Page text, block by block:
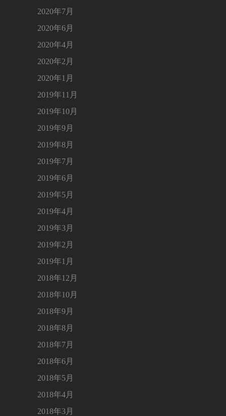
2020年7月
2020年6月
2020年4月
2020年2月
2020年1月
2019年11月
2019年10月
2019年9月
2019年8月
2019年7月
2019年6月
2019年5月
2019年4月
2019年3月
2019年2月
2019年1月
2018年12月
2018年10月
2018年9月
2018年8月
2018年7月
2018年6月
2018年5月
2018年4月
2018年3月